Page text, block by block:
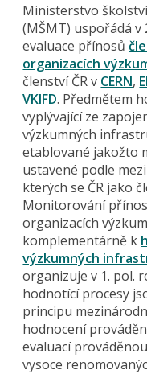
Ministerstvo
(MŠMT) uspořádá v
evaluace přínosů
organizacích
členství ČR v CERN,
VKIFD. Předmětem
vyplývající ze
výzkumných
etablované jakožto
ustavené podle
kterých se ČR jako
Monitorování
organizacích
komplementárně k
výzkumných
organizuje v 1. pol.
hodnotící procesy
principu
hodnocení
evaluací
vysoce